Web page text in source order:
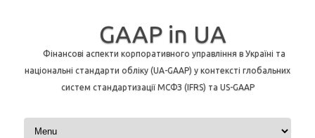
GAAP in UA
Фінансові аспекти корпоративного управління в Україні та
національні стандарти обліку (UA-GAAP) у контексті глобальних
систем стандартизації МСФЗ (IFRS) та US-GAAP
Перейти до контенту